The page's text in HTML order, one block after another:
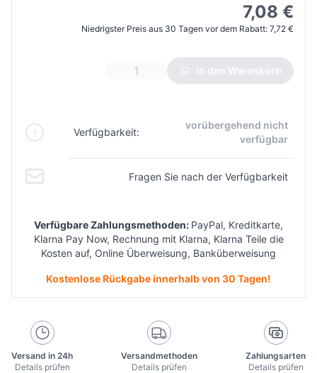
7,08 €
Niedrigster Preis aus 30 Tagen vor dem Rabatt: 7,72 €
in den Warenkorb
Verfügbarkeit:
vorübergehend nicht
verfügbar
Fragen Sie nach der Verfügbarkeit
Verfügbare Zahlungsmethoden: PayPal, Kreditkarte,
Klarna Pay Now, Rechnung mit Klarna, Klarna Teile die
Kosten auf, Online Überweisung, Banküberweisung
Kostenlose Rückgabe innerhalb von 30 Tagen!
Versand in 24h
Details prüfen
Versandmethoden
Details prüfen
Zahlungsarten
Details prüfen